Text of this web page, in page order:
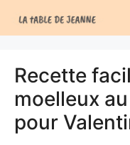
au
Recette
moelleux
pour